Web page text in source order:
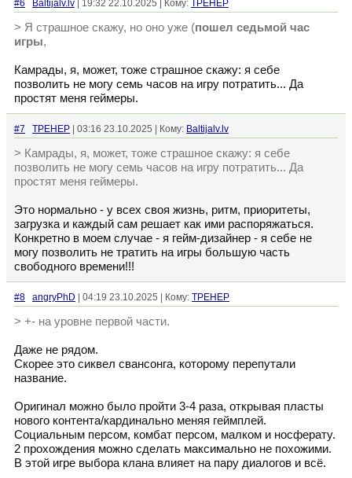
#6 Baltijalv.lv | 19:32 22.10.2025 | Кому: TPEHEP
> Я страшное скажу, но оно уже (пошел седьмой час
игры,
Камрады, я, может, тоже страшное скажу: я себе
позволить не могу семь часов на игру потратить... Да
простят меня геймеры.
#7 TPEHEP | 03:16 23.10.2025 | Кому: Baltijalv.lv
> Камрады, я, может, тоже страшное скажу: я себе
позволить не могу семь часов на игру потратить... Да
простят меня геймеры.
Это нормально - у всех своя жизнь, ритм, приоритеты,
загрузка и каждый сам решает как ими распоряжаться.
Конкретно в моем случае - я гейм-дизайнер - я себе не
могу позволить не тратить на игры большую часть
свободного времени!!!
#8 angryPhD | 04:19 23.10.2025 | Кому: TPEHEP
> +- на уровне первой части.
Даже не рядом.
Скорее это сиквел свансонга, которому перепутали
название.
Оригинал можно было пройти 3-4 раза, открывая пласты
нового контента/кардинально меняя геймплей.
Социальным персом, комбат персом, малком и носферату.
2 прохождения можно сделать максимально не похожими.
В этой игре выбора клана влияет на пару диалогов и всё.